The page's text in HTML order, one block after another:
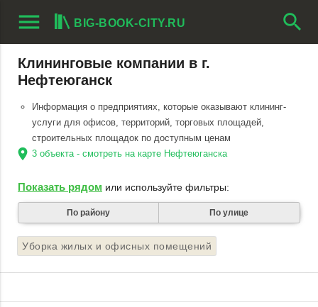
menu BIG-BOOK-CITY.RU search
Клининговые компании в г.
Нефтеюганск
Информация о предприятиях, которые оказывают клининг-
услуги для офисов, территорий, торговых площадей,
строительных площадок по доступным ценам
location_on 3 объекта - смотреть на карте Нефтеюганска
Показать рядом или используйте фильтры:
По району По улице
Уборка жилых и офисных помещений